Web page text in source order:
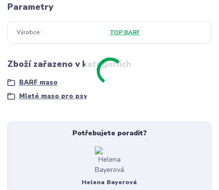
Parametry
Výrobce TOP BARF
Zboží zařazeno v kategoriích
BARF maso
Mleté maso pro psy
Potřebujete poradit?
Helena Bayerová